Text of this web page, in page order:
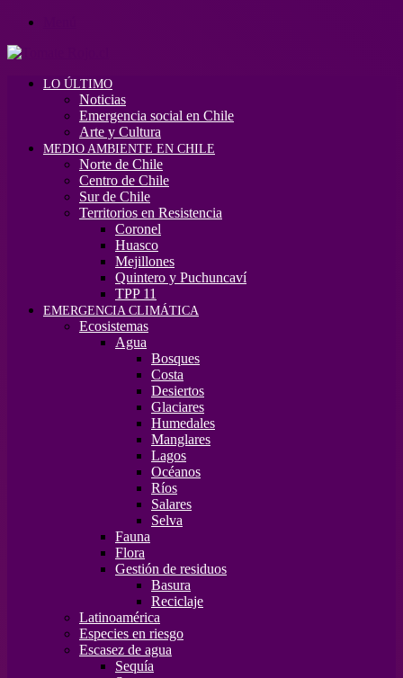
LO ÚLTIMO
Noticias
Emergencia social en Chile
Arte y Cultura
MEDIO AMBIENTE EN CHILE
Norte de Chile
Centro de Chile
Sur de Chile
Territorios en Resistencia
Coronel
Huasco
Mejillones
Quintero y Puchuncaví
TPP 11
EMERGENCIA CLIMÁTICA
Ecosistemas
Agua
Bosques
Costa
Desiertos
Glaciares
Humedales
Manglares
Lagos
Océanos
Ríos
Salares
Selva
Fauna
Flora
Gestión de residuos
Basura
Reciclaje
Latinoamérica
Especies en riesgo
Escasez de agua
Sequía